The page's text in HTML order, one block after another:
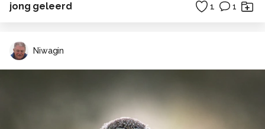
jong geleerd 1 1
Niwagin